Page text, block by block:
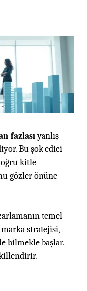
fazlasıyanlış
Bu şok edici
kitle
gözler önüne
temel
marka stratejisi,
bilmekle başlar.